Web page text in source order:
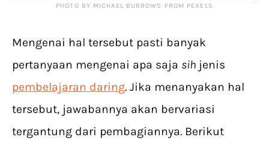
PHOTO BY MICHAEL BURROWS FROM PEXELS
Mengenai hal tersebut pasti banyak
pertanyaan mengenai apa saja sih jenis
pembelajaran daring. Jika menanyakan hal
tersebut, jawabannya akan bervariasi
tergantung dari pembagiannya. Berikut